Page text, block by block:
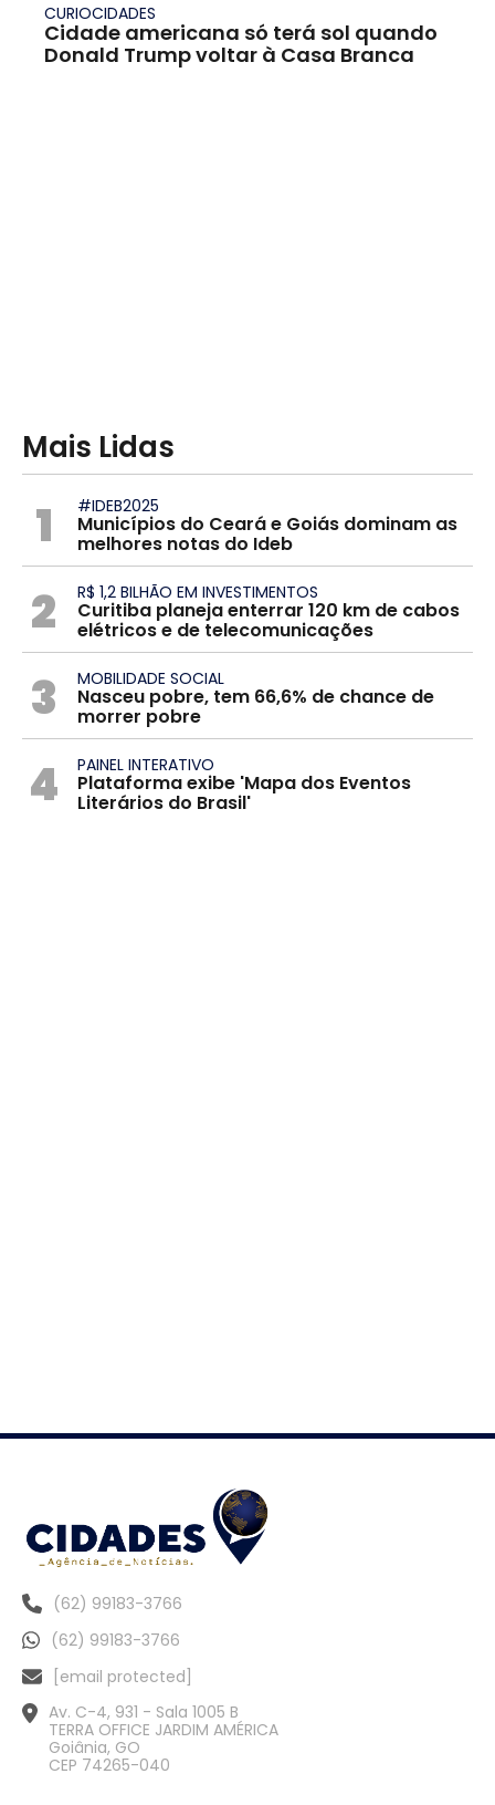
CURIOCIDADES
Cidade americana só terá sol quando
Donald Trump voltar à Casa Branca
Mais Lidas
1 #IDEB2025
Municípios do Ceará e Goiás dominam as
melhores notas do Ideb
2 R$ 1,2 BILHÃO EM INVESTIMENTOS
Curitiba planeja enterrar 120 km de cabos
elétricos e de telecomunicações
3 MOBILIDADE SOCIAL
Nasceu pobre, tem 66,6% de chance de
morrer pobre
4 PAINEL INTERATIVO
Plataforma exibe 'Mapa dos Eventos
Literários do Brasil'
(62) 99183-3766
(62) 99183-3766
[email protected]
Av. C-4, 931 - Sala 1005 B
TERRA OFFICE JARDIM AMÉRICA
Goiânia, GO
CEP 74265-040